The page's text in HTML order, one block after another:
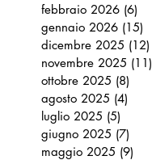
febbraio 2026 (6)
gennaio 2026 (15)
dicembre 2025 (12)
novembre 2025 (11)
ottobre 2025 (8)
agosto 2025 (4)
luglio 2025 (5)
giugno 2025 (7)
maggio 2025 (9)